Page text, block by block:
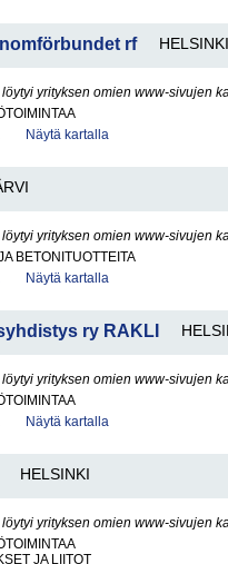
rf HELSINKI
yrityksen omien www-sivujen
Näytä kartalla
yrityksen omien www-sivujen
BETONITUOTTEITA
Näytä kartalla
ry RAKLI
yrityksen omien www-sivujen
Näytä kartalla
HELSINKI
yrityksen omien www-sivujen
JA LIITOT